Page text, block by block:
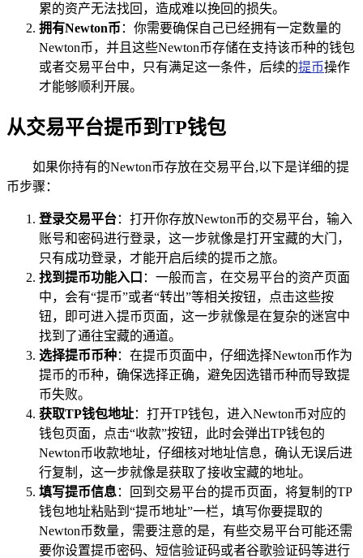
累的资产无法找回，造成难以挽回的损失。
拥有Newton币 ：你需要确保自己已经拥有一定数量的
Newton币，并且这些Newton币存储在支持该币种的钱包
或者交易平台中，只有满足这一条件，后续的提币操作
才能够顺利开展。
从交易平台提币到TP钱包
如果你持有的Newton币存放在交易平台,以下是详细的提
币步骤：
登录交易平台：打开你存放Newton币的交易平台，输入
账号和密码进行登录，这一步就像是打开宝藏的大门，
只有成功登录，才能开启后续的提币之旅。
找到提币功能入口 ：一般而言，在交易平台的资产页面
中，会有“提币”或者“转出”等相关按钮，点击这些按
钮，即可进入提币页面，这一步就像是在复杂的迷宫中
找到了通往宝藏的通道。
选择提币币种：在提币页面中，仔细选择Newton币作为
提币的币种，确保选择正确，避免因选错币种而导致提
币失败。
获取TP钱包地址：打开TP钱包，进入Newton币对应的
钱包页面，点击“收款”按钮，此时会弹出TP钱包的
Newton币收款地址，仔细核对地址信息，确认无误后进
行复制，这一步就像是获取了接收宝藏的地址。
填写提币信息：回到交易平台的提币页面，将复制的TP
钱包地址粘贴到“提币地址”一栏，填写你要提取的
Newton币数量，需要注意的是，有些交易平台可能还需
要你设置提币密码、短信验证码或者谷歌验证码等进行